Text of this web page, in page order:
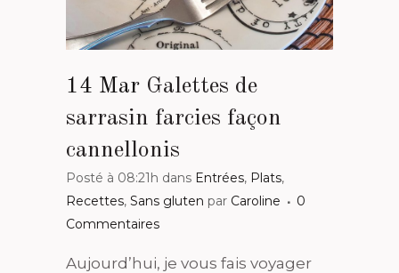
14 Mar Galettes de
sarrasin farcies façon
cannellonis
Posté à 08:21h dans Entrées, Plats,
Recettes, Sans gluten par Caroline
0
Commentaires
Aujourd’hui, je vous fais voyager